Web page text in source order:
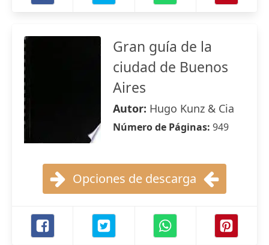
Gran guía de la
ciudad de Buenos
Aires
Autor: Hugo Kunz & Cia
Número de Páginas: 949
Opciones de descarga